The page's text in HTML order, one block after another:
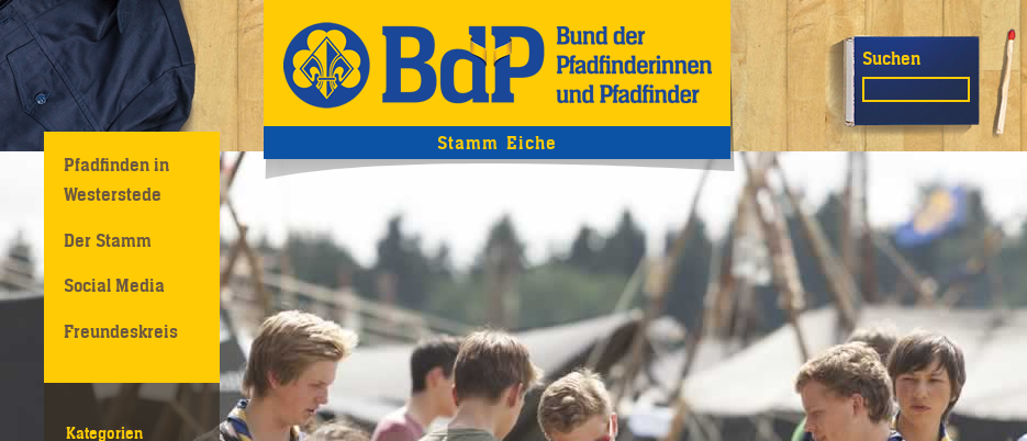
Stamm Eiche
Suchen
Pfadfinden in
Westerstede
Der Stamm
Social Media
Freundeskreis
Kategorien